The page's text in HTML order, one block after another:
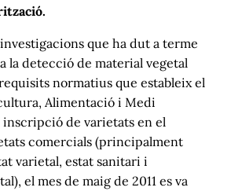
investigacions que ha dut a terme
a la detecció de material vegetal
normatius que estableix el
Alimentació i Medi
inscripció de varietats en el
comercials (principalment
varietal, estat sanitari i
el mes de maig de 2011 es va